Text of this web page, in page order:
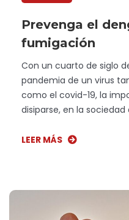
Prevenga el
fumigación
Con un cuarto de siglo
pandemia de un virus
como el covid-19, la
disiparse, en la sociedad
LEER MÁS